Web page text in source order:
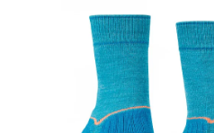
je
0,0
z
5
hvězdiček.